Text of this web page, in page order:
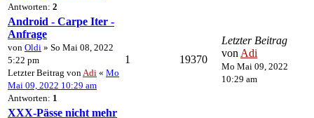
Antworten: 2
Android - Carpe Iter -
Anfrage
von Oldi » So Mai 08, 2022
5:22 pm
Letzter Beitrag von Adi « Mo
Mai 09, 2022 10:29 am
Antworten: 1
1 19370
Letzter Beitrag
von Adi
Mo Mai 09, 2022
10:29 am
XXX-Pässe nicht mehr